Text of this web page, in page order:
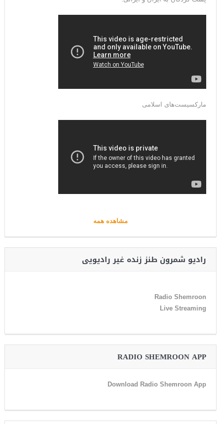
مارکسیست‌های اسلامی
مشاهده همه
رادیو شمرون طنز زنده غیر رادیویی
Radio Shemroon
Live Streaming
RADIO SHEMROON APP
Download Radio Shemroon App